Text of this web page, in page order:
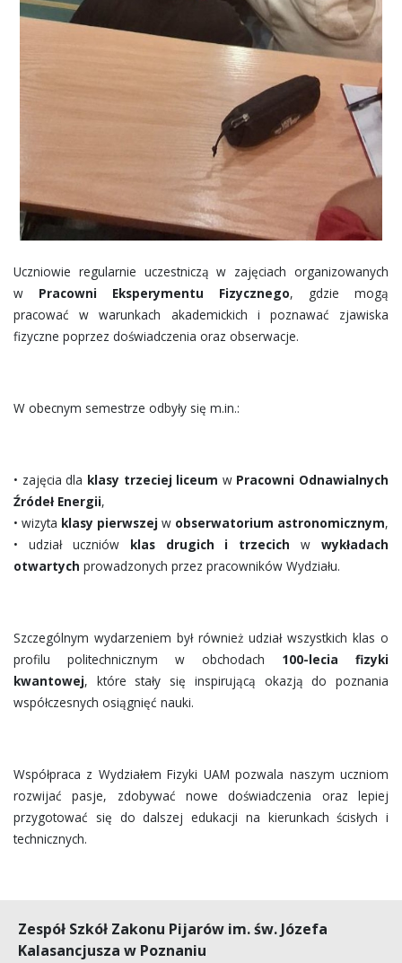
Uczniowie regularnie uczestniczą w zajęciach organizowanych
w Pracowni Eksperymentu Fizycznego, gdzie mogą
pracować w warunkach akademickich i poznawać zjawiska
fizyczne poprzez doświadczenia oraz obserwacje.
W obecnym semestrze odbyły się m.in.:
• zajęcia dla klasy trzeciej liceum w Pracowni Odnawialnych
Źródeł Energii,
• wizyta klasy pierwszej w obserwatorium astronomicznym,
• udział uczniów klas drugich i trzecich w wykładach
otwartych prowadzonych przez pracowników Wydziału.
Szczególnym wydarzeniem był również udział wszystkich klas o
profilu politechnicznym w obchodach 100-lecia fizyki
kwantowej, które stały się inspirującą okazją do poznania
współczesnych osiągnięć nauki.
Współpraca z Wydziałem Fizyki UAM pozwala naszym uczniom
rozwijać pasje, zdobywać nowe doświadczenia oraz lepiej
przygotować się do dalszej edukacji na kierunkach ścisłych i
technicznych.
Zespół Szkół Zakonu Pijarów im. św. Józefa
Kalasancjusza w Poznaniu